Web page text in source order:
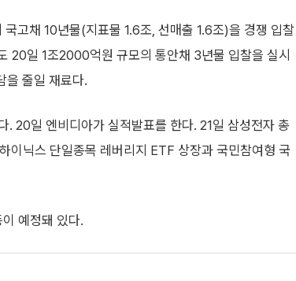
고채 10년물(지표물 1.6조, 선매출 1.6조)을 경쟁 입찰
20일 1조2000억원 규모의 통안채 3년물 입찰을 실시
을 줄일 재료다.
. 20일 엔비디아가 실적발표를 한다. 21일 삼성전자 총
이닉스 단일종목 레버리지 ETF 상장과 국민참여형 국
예정돼 있다.